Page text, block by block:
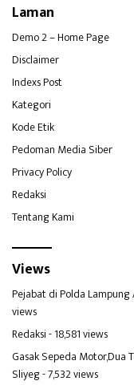
Laman
Demo 2 – Home Page
Disclaimer
Indexs Post
Kategori
Kode Etik
Pedoman Media Siber
Privacy Policy
Redaksi
Tentang Kami
Views
Pejabat di Polda
views
Redaksi- 18,581 views
Gasak Sepeda Motor,Dua
Sliyeg- 7,532 views